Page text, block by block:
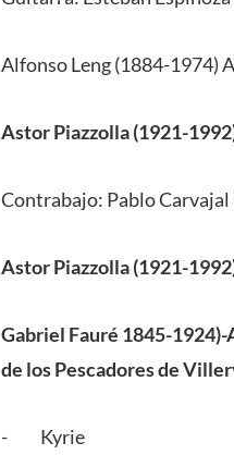
Alfonso Leng (1884-1974)
Astor Piazzolla (1921-
Contrabajo: Pablo Carvajal
Astor Piazzolla (1921-
Gabriel Fauré 1845-
de los Pescadores de
- Kyrie